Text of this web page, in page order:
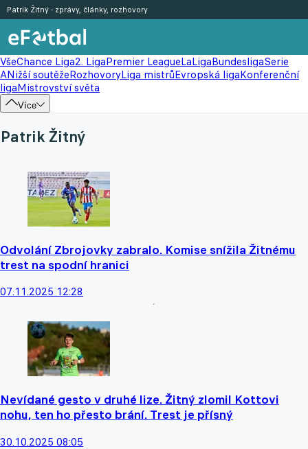
VšeChance Liga2. LigaPremier LeagueLaLigaBundesligaSerie
ANižší soutěžeRozhovoryLiga mistrůEvropská ligaKonferenční
ligaMistrovství světa
Více
Patrik Žitný - zprávy, články, rozhovory
Patrik Žitný
Odvolání Zbrojovky zabralo. Komise snížila Žitnému
trest na spodní hranici
07.11.2025 12:28
Nevídané gesto v druhé lize. Žitný zlomil Kottovi
nohu, ten ho přesto brání. Trest je přísný
30.10.2025 08:05